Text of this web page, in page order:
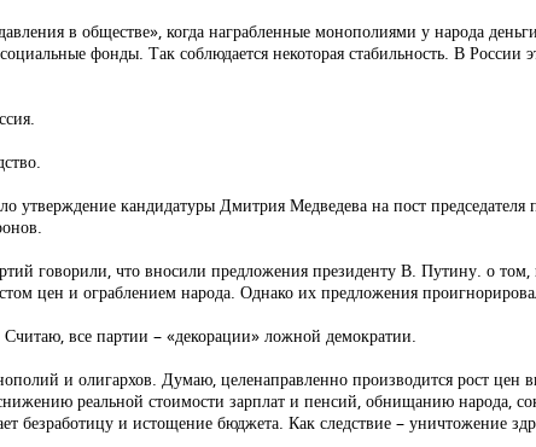
в обществе», когда награбленные монополиями у народа
фонды. Так соблюдается некоторая стабильность. В России
кандидатуры Дмитрия Медведева на пост председателя
говорили, что вносили предложения президенту В. Путину. о том,
цен и ограблением народа. Однако их предложения
все партии – «декорации» ложной демократии.
и олигархов. Думаю, целенаправленно производится рост цен
реальной стоимости зарплат и пенсий, обнищанию народа,
безработицу и истощение бюджета. Как следствие – уничтожение